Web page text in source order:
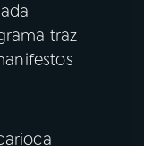
traz